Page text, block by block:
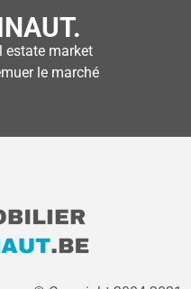
estate market
le marché